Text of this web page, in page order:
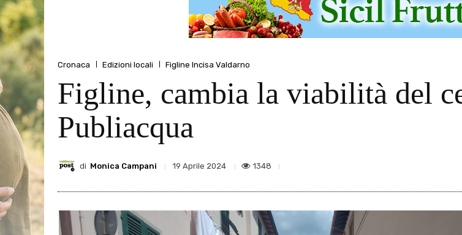
Cronaca Edizioni locali Figline Incisa Valdarno
Figline, cambia la viabilità del
Publiacqua
di Monica Campani 19 Aprile 2024 1348